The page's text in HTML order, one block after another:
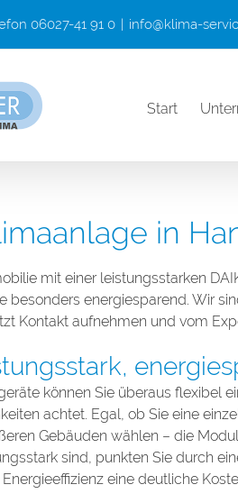
06027-41 91 0 | info@klima-
Start
in
mit einer leistungsstarken
besonders energiesparend. Wir
Kontakt aufnehmen und vom
können Sie überaus flexibel
achtet. Egal, ob Sie eine
Gebäuden wählen – die
sind, punkten Sie durch
eine deutliche